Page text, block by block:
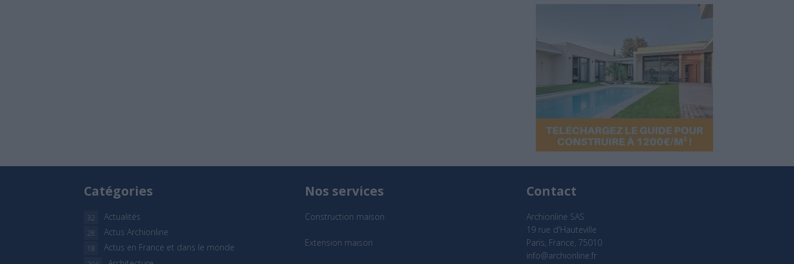
Catégories
Actualités
32
Actus Archionline
28
Actus en France et dans le monde
18
Nos services
Construction maison
Extension maison
Contact
Archionline SAS
19 rue d'Hauteville
Paris, France, 75010
info@archionline.fr